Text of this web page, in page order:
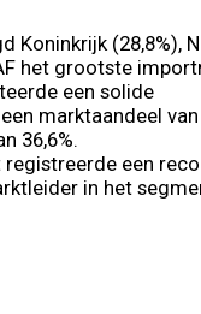
Koninkrijk (28,8%),
het grootste
een solide
marktaandeel van
36,6%.
registreerde een
in het